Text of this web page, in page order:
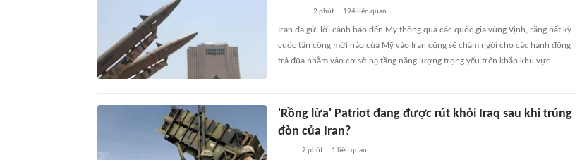
2 phút 194liên quan
Iran đã gửi lời cảnh báo đến Mỹ thông qua các quốc gia vùng Vịnh, rằng bất kỳ
cuộc tấn công mới nào của Mỹ vào Iran cũng sẽ châm ngòi cho các hành động
trả đũa nhằm vào cơ sở hạ tầng năng lượng trọng yếu trên khắp khu vực.
'Rồng lửa' Patriot đang được rút khỏi Iraq sau khi trúng
đòn của Iran?
7 phút 1 liên quan